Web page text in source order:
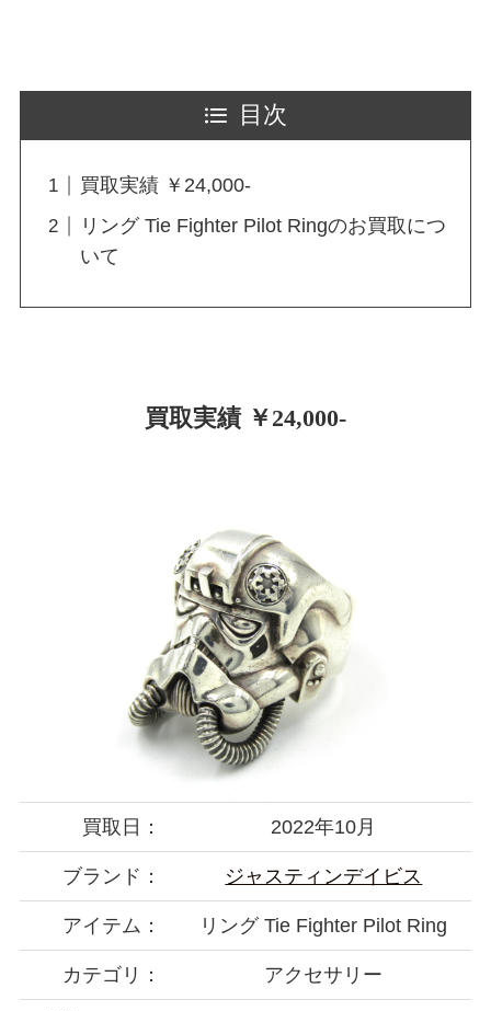
目次
買取実績 ￥24,000-
リング Tie Fighter Pilot Ringのお買取につ
いて
買取実績 ￥24,000-
買取日： 2022年10月
ブランド： ジャスティンデイビス
アイテム： リング Tie Fighter Pilot Ring
カテゴリ： アクセサリー